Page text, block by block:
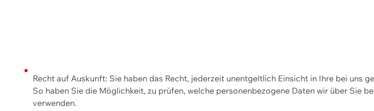
Recht auf Auskunft: Sie haben das Recht, jederzeit unentgeltlich Einsicht in Ihre bei uns
So haben Sie die Möglichkeit, zu prüfen, welche personenbezogene Daten wir über Sie
verwenden.